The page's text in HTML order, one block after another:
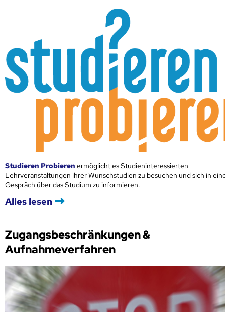
Studieren Probieren ermöglicht es Studieninteressierten
Lehrveranstaltungen ihrer Wunschstudien zu besuchen und sich in
Gespräch über das Studium zu informieren.
Alles lesen
Zugangsbeschränkungen &
Aufnahmeverfahren